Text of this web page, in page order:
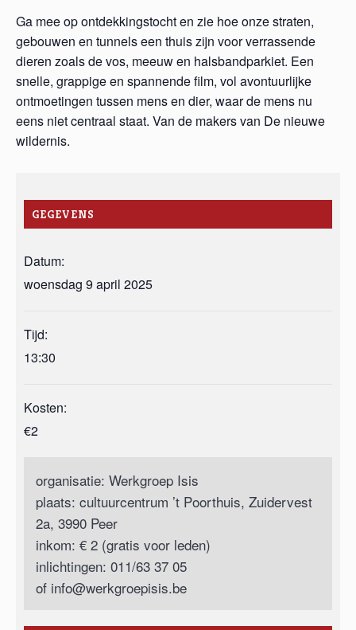
Ga mee op ontdekkingstocht en zie hoe onze straten,
gebouwen en tunnels een thuis zijn voor verrassende
dieren zoals de vos, meeuw en halsbandparkiet. Een
snelle, grappige en spannende film, vol avontuurlijke
ontmoetingen tussen mens en dier, waar de mens nu
eens niet centraal staat. Van de makers van De nieuwe
wildernis.
GEGEVENS
Datum:
woensdag 9 april 2025
Tijd:
13:30
Kosten:
€2
organisatie: Werkgroep Isis
plaats: cultuurcentrum ’t Poorthuis, Zuidervest
2a, 3990 Peer
inkom: € 2 (gratis voor leden)
inlichtingen: 011/63 37 05
of info@werkgroepisis.be